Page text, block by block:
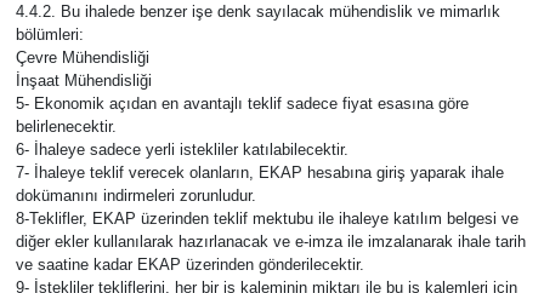
4.4.2. Bu ihalede benzer işe denk sayılacak mühendislik ve mimarlık
bölümleri:
Çevre Mühendisliği
İnşaat Mühendisliği
5- Ekonomik açıdan en avantajlı teklif sadece fiyat esasına göre
belirlenecektir.
6- İhaleye sadece yerli istekliler katılabilecektir.
7- İhaleye teklif verecek olanların, EKAP hesabına giriş yaparak ihale
dokümanını indirmeleri zorunludur.
8-Teklifler, EKAP üzerinden teklif mektubu ile ihaleye katılım belgesi ve
diğer ekler kullanılarak hazırlanacak ve e-imza ile imzalanarak ihale tarih
ve saatine kadar EKAP üzerinden gönderilecektir.
9- İstekliler tekliflerini, her bir iş kaleminin miktarı ile bu iş kalemleri için